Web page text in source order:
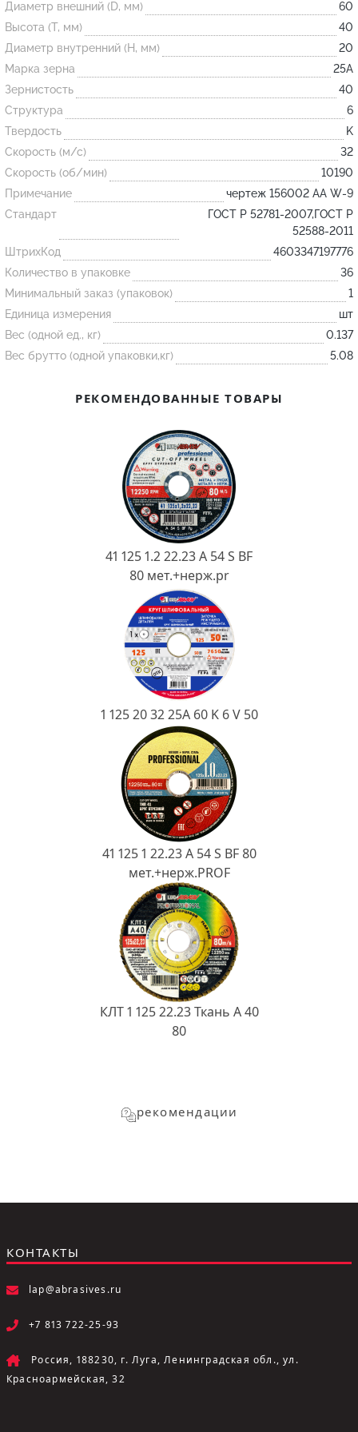
Огнеупорные
изделия
Скачать каталог
Тигель
Муфель
Черпак
Шербер
Трубка
Стержень
Пробка
Подставка
Лодочка
Контакт
Желоб
Диаметр внешний (D, мм)
60
Высота (T, мм)
40
Диаметр внутренний (H, мм)
20
Марка зерна
25А
Зернистость
40
Структура
6
Твердость
K
Скорость (м/с)
32
Скорость (об/мин)
10190
Примечание
чертеж 156002 АА W-9
Стандарт
ГОСТ Р 52781-2007,ГОСТ Р
52588-2011
ШтрихКод
4603347197776
Количество в упаковке
36
Минимальный заказ (упаковок)
1
Единица измерения
шт
Вес (одной ед., кг)
0.137
Вес брутто (одной упаковки,кг)
5.08
РЕКОМЕНДОВАННЫЕ ТОВАРЫ
41 125 1.2 22.23 A 54 S BF
80 мет.+нерж.pr
1 125 20 32 25А 60 K 6 V 50
41 125 1 22.23 A 54 S BF 80
мет.+нерж.PROF
КЛТ 1 125 22.23 Ткань A 40
80
рекомендации
КОНТАКТЫ
lap@abrasives.ru
+7 813 722-25-93
Россия, 188230, г. Луга, Ленинградская обл., ул.
Красноармейская, 32